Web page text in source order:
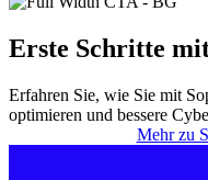
Erste Schritte
Erfahren Sie, wie Sie mit
optimieren und bessere
Mehr zu